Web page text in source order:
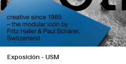
Exposición - USM